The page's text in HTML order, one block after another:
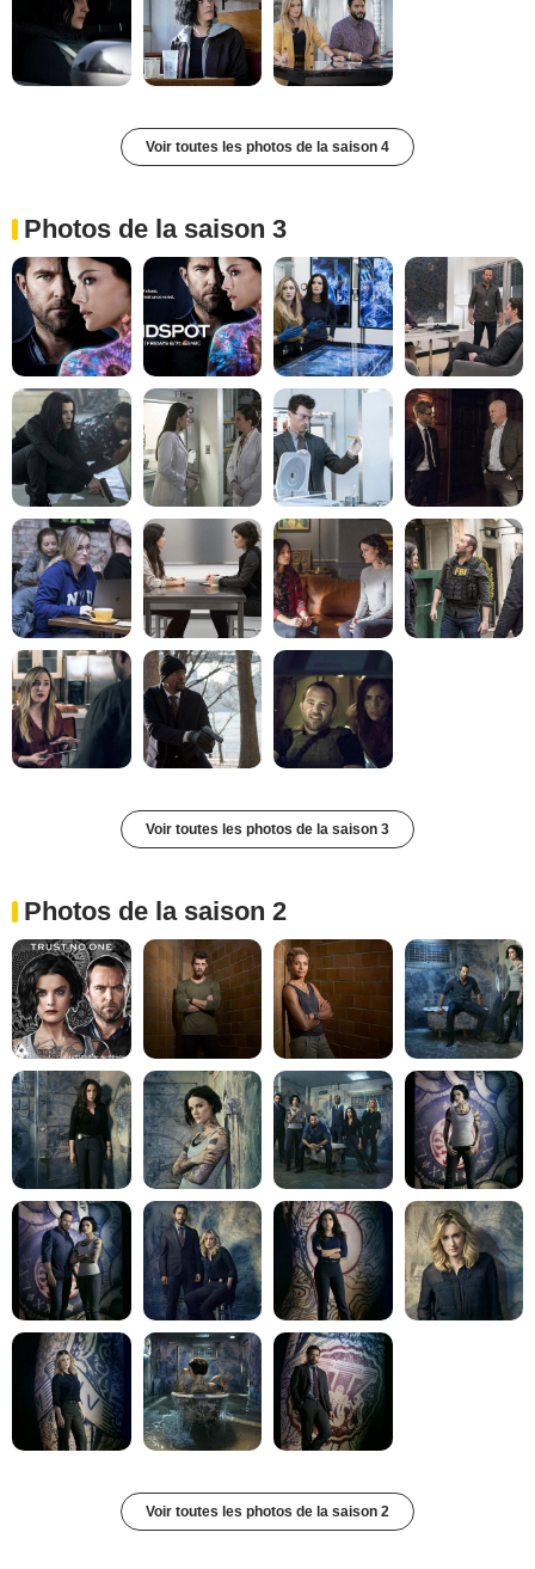
Voir toutes les photos de la saison 4
Photos de la saison 3
Voir toutes les photos de la saison 3
Photos de la saison 2
Voir toutes les photos de la saison 2